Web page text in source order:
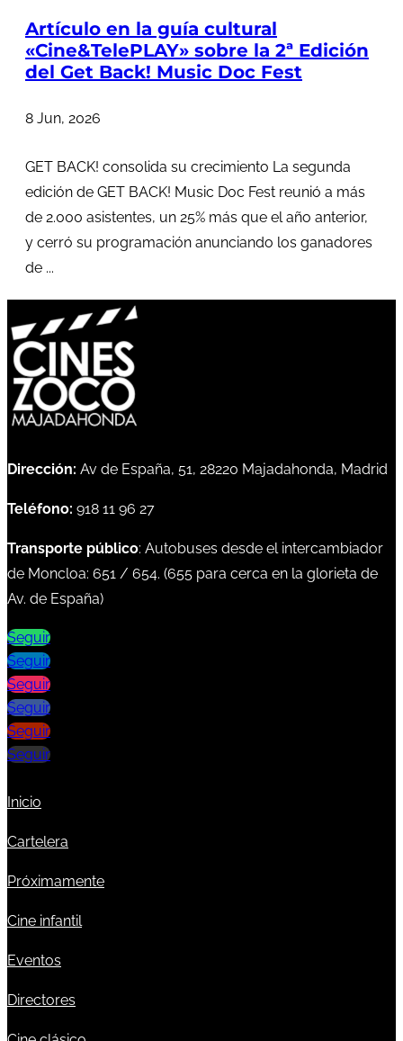
Artículo en la guía cultural
«Cine&TelePLAY» sobre la 2ª Edición
del Get Back! Music Doc Fest
8 Jun, 2026
GET BACK! consolida su crecimiento La segunda
edición de GET BACK! Music Doc Fest reunió a más
de 2.000 asistentes, un 25% más que el año anterior,
y cerró su programación anunciando los ganadores
de ...
Dirección: Av de España, 51, 28220 Majadahonda, Madrid
Teléfono: 918 11 96 27
Transporte público: Autobuses desde el intercambiador
de Moncloa: 651 / 654. (655 para cerca en la glorieta de
Av. de España)
Seguir
Seguir
Seguir
Seguir
Seguir
Seguir
Inicio
Cartelera
Próximamente
Cine infantil
Eventos
Directores